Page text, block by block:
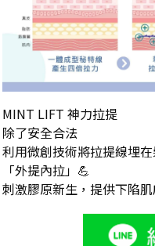
MINT LIFT 神力拉提
除了安全合法
利用微創技術將拉提線埋
「外提內拉」💪
刺激膠原新生，提供下陷肌